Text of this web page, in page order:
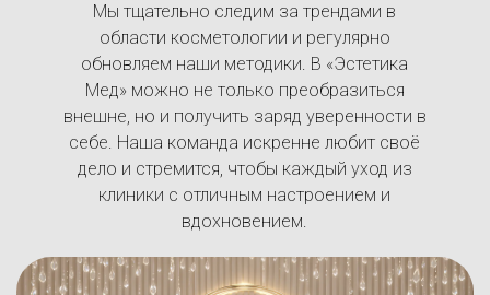
Мы тщательно следим за трендами в
области косметологии и регулярно
обновляем наши методики. В «Эстетика
Мед» можно не только преобразиться
внешне, но и получить заряд уверенности в
себе. Наша команда искренне любит своё
дело и стремится, чтобы каждый уход из
клиники с отличным настроением и
вдохновением.